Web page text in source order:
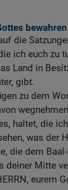
die
ich euch zu
Land in
gibt.
zu dem
haltet, die
was der
die dem
deiner Mitte
eurem